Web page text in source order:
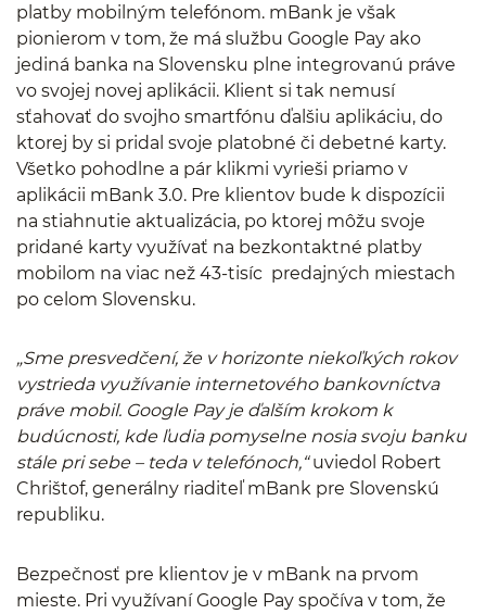
platby mobilným telefónom. mBank je však
pionierom v tom, že má službu Google Pay ako
jediná banka na Slovensku plne integrovanú práve
vo svojej novej aplikácii. Klient si tak nemusí
sťahovať do svojho smartfónu ďalšiu aplikáciu, do
ktorej by si pridal svoje platobné či debetné karty.
Všetko pohodlne a pár klikmi vyrieši priamo v
aplikácii mBank 3.0. Pre klientov bude k dispozícii
na stiahnutie aktualizácia, po ktorej môžu svoje
pridané karty využívať na bezkontaktné platby
mobilom na viac než 43-tisíc predajných miestach
po celom Slovensku.
„Sme presvedčení, že v horizonte niekoľkých rokov
vystrieda využívanie internetového bankovníctva
práve mobil. Google Pay je ďalším krokom k
budúcnosti, kde ľudia pomyselne nosia svoju banku
stále pri sebe – teda v telefónoch,“uviedol Robert
Chrištof, generálny riaditeľ mBank pre Slovenskú
republiku.
Bezpečnosť pre klientov je v mBank na prvom
mieste. Pri využívaní Google Pay spočíva v tom, že